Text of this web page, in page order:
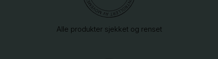
Alle produkter sjekket og renset